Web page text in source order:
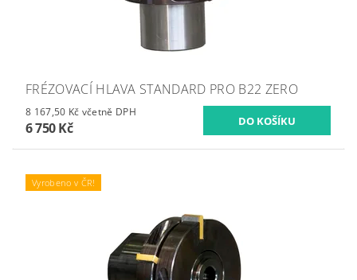
FRÉZOVACÍ HLAVA STANDARD PRO B22 ZERO
8 167,50 Kč včetně DPH
6 750 Kč
Vyrobeno v ČR!